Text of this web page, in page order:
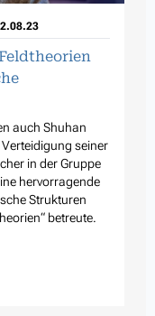
auch Shuhan
seiner
in der Gruppe
hervorragende
Strukturen
betreute.